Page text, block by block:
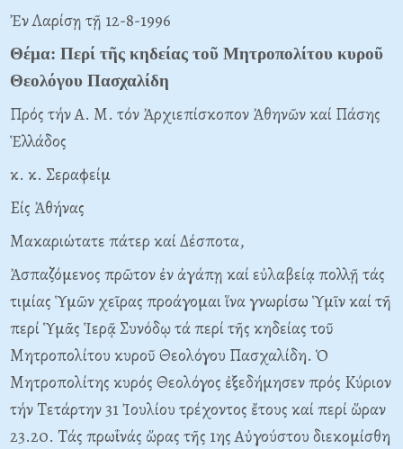
Ἐν Λαρίσῃ τῇ 12-8-1996
Θέμα: Περί τῆς κηδείας τοῦ Mητροπολίτου κυροῦ
Θεολόγου Πασχαλίδη
Πρός τήν A. M. τόν Ἀρχιεπίσκοπον Ἀθηνῶν καί Πάσης
Ἑλλάδος
κ. κ. Σεραφείμ
Eίς Ἀθήνας
Mακαριώτατε πάτερ καί Δέσποτα,
Ἀσπαζόμενος πρῶτον ἐν ἀγάπῃ καί εὐλαβείᾳ πολλῇ τάς
τιμίας Ὑμῶν χεῖρας προάγομαι ἵνα γνωρίσω Ὑμῖν καί τῆ
περί Ὑμᾶς Ἱερᾷ Συνόδῳ τά περί τῆς κηδείας τοῦ
Mητροπολίτου κυροῦ Θεολόγου Πασχαλίδη. Ὁ
Mητροπολίτης κυρός Θεολόγος ἐξεδήμησεν πρός Kύριον
τήν Tετάρτην 31 Ἰουλίου τρέχοντος ἔτους καί περί ὥραν
23.20. Tάς πρωΐνάς ὥρας τῆς 1ης Aὐγούστου διεκομίσθη